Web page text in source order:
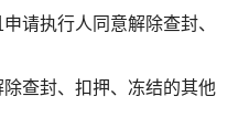
请执行人同意解除查封、
除查封、扣押、冻结的其他